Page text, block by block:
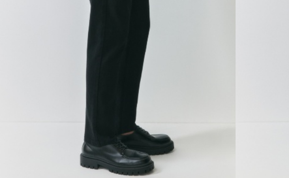
СКОРО В ПРОДАЖЕ
РАСПРОДАЖА ДО -60%
ПОДАРОЧНЫЕ СЕРТИФИКАТЫ